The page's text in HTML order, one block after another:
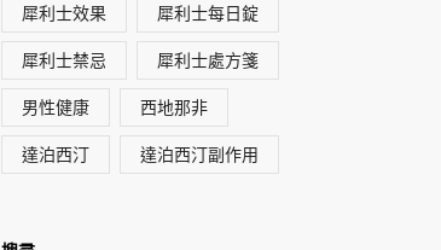
犀利士效果 犀利士每日錠
犀利士禁忌 犀利士處方箋
男性健康 西地那非
達泊西汀 達泊西汀副作用